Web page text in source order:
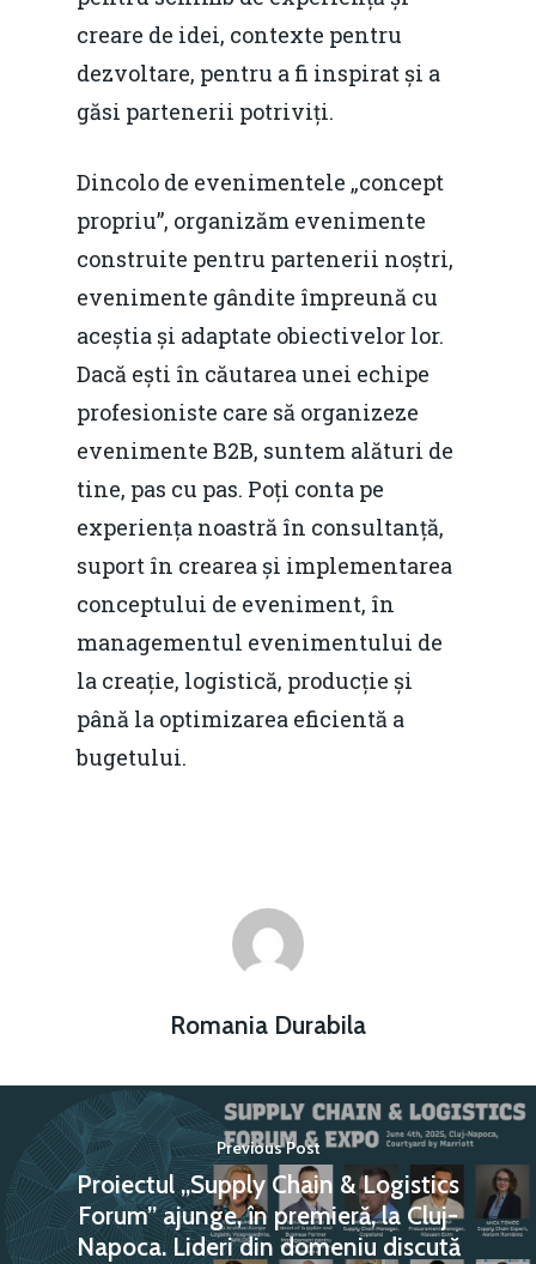
creare de idei, contexte pentru
dezvoltare, pentru a fi inspirat și a
găsi partenerii potriviți.
Dincolo de evenimentele „concept
propriu”, organizăm evenimente
construite pentru partenerii noștri,
evenimente gândite împreună cu
aceștia și adaptate obiectivelor lor.
Dacă ești în căutarea unei echipe
profesioniste care să organizeze
evenimente B2B, suntem alături de
tine, pas cu pas. Poți conta pe
experiența noastră în consultanță,
suport în crearea și implementarea
conceptului de eveniment, în
managementul evenimentului de
la creație, logistică, producție și
până la optimizarea eficientă a
bugetului.
Romania Durabila
Previous Post
Proiectul „Supply Chain & Logistics
Forum” ajunge, în premieră, la Cluj-
Napoca. Lideri din domeniu discută